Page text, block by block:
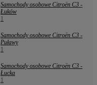
Samochody osobowe Citroën C3 -
Łuków
1
Samochody osobowe Citroën C3 -
Puławy
1
Samochody osobowe Citroën C3 -
Łucka
1